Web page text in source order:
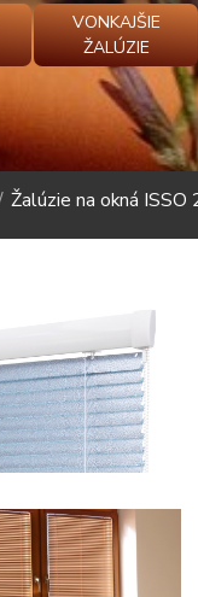
VONKAJŠIE
ŽALÚZIE
Žalúzie na okná ISSO